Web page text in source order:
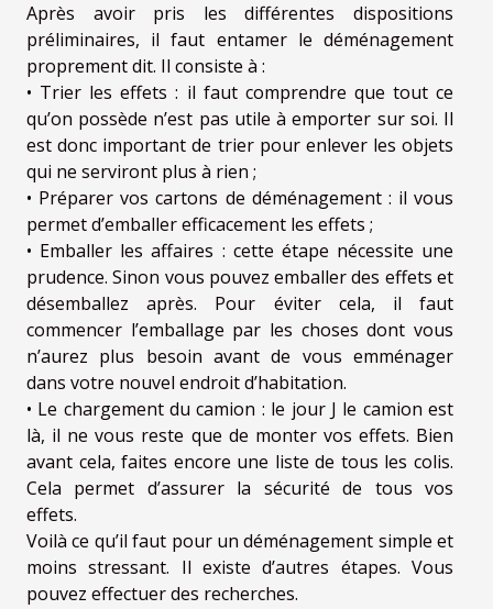
Après avoir pris les différentes dispositions
préliminaires, il faut entamer le déménagement
proprement dit. Il consiste à :
• Trier les effets : il faut comprendre que tout ce
qu’on possède n’est pas utile à emporter sur soi. Il
est donc important de trier pour enlever les objets
qui ne serviront plus à rien ;
• Préparer vos cartons de déménagement : il vous
permet d’emballer efficacement les effets ;
• Emballer les affaires : cette étape nécessite une
prudence. Sinon vous pouvez emballer des effets et
désemballez après. Pour éviter cela, il faut
commencer l’emballage par les choses dont vous
n’aurez plus besoin avant de vous emménager
dans votre nouvel endroit d’habitation.
• Le chargement du camion : le jour J le camion est
là, il ne vous reste que de monter vos effets. Bien
avant cela, faites encore une liste de tous les colis.
Cela permet d’assurer la sécurité de tous vos
effets.
Voilà ce qu’il faut pour un déménagement simple et
moins stressant. Il existe d’autres étapes. Vous
pouvez effectuer des recherches.